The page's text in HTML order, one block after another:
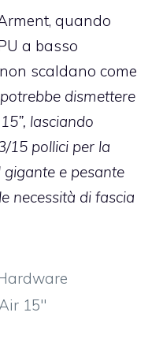
quando
a basso
scaldano come
dismettere
lasciando
15 pollici per la
e pesante
necessità di fascia
15"